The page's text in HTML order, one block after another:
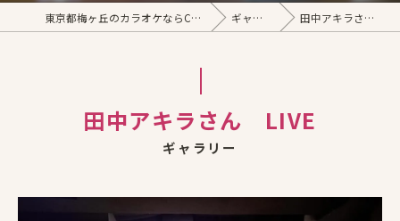
東京都梅ヶ丘のカラオケならCoCo studio5 ギャラリー 田中アキラさん LIVE
ギャラリー
田中アキラさん LIVE